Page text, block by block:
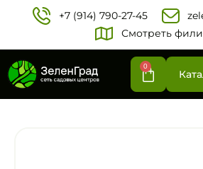
+7 (914) 790-27-45‬
Смотреть
0